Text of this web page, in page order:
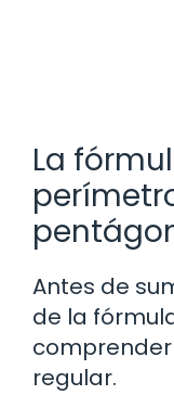
La
Antes de
de la
regular.